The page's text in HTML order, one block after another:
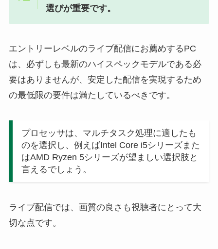
選びが重要です。
エントリーレベルのライブ配信にお薦めするPC
は、必ずしも最新のハイスペックモデルである必
要はありませんが、安定した配信を実現するため
の最低限の要件は満たしているべきです。
プロセッサは、マルチタスク処理に適したも
のを選択し、例えばIntel Core i5シリーズまた
はAMD Ryzen 5シリーズが望ましい選択肢と
言えるでしょう。
ライブ配信では、画質の良さも視聴者にとって大
切な点です。